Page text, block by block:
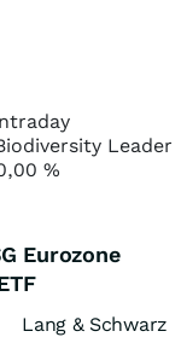
%
Eurozone
Lang & Schwarz